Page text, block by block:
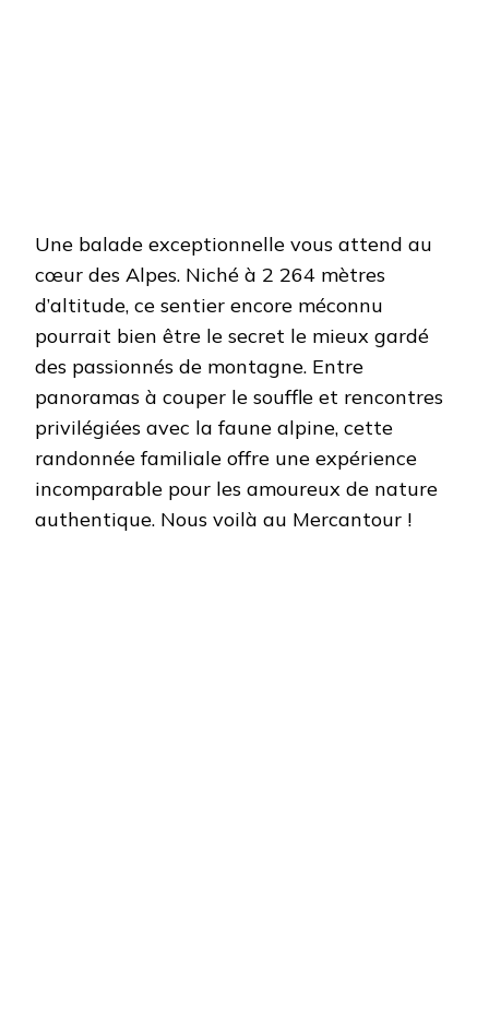
Une balade exceptionnelle vous attend au
cœur des Alpes. Niché à 2 264 mètres
d’altitude, ce sentier encore méconnu
pourrait bien être le secret le mieux gardé
des passionnés de montagne. Entre
panoramas à couper le souffle et rencontres
privilégiées avec la faune alpine, cette
randonnée familiale offre une expérience
incomparable pour les amoureux de nature
authentique. Nous voilà au Mercantour !